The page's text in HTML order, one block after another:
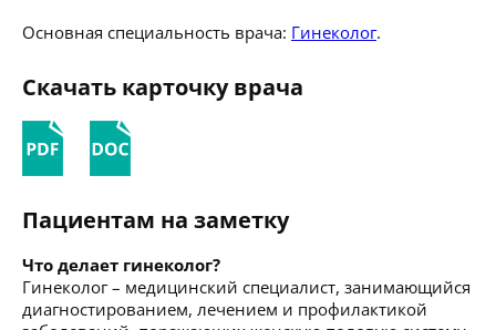
Основная специальность врача: Гинеколог.
Скачать карточку врача
Пациентам на заметку
Что делает гинеколог?
Гинеколог – медицинский специалист, занимающийся
диагностированием, лечением и профилактикой